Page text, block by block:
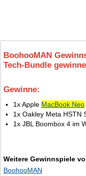
BoohooMAN
Tech‑Bundle
Gewinne:
1x Apple MacBook Neo
1x Oakley Meta HSTN
1x JBL Boombox 4 im
Weitere Gewinnspiele
BoohooMAN